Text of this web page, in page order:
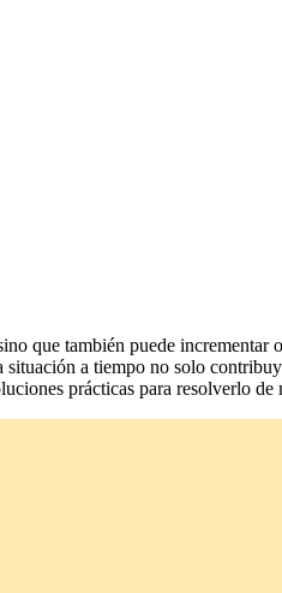
que también puede incrementar
a tiempo no solo
prácticas para resolverlo de